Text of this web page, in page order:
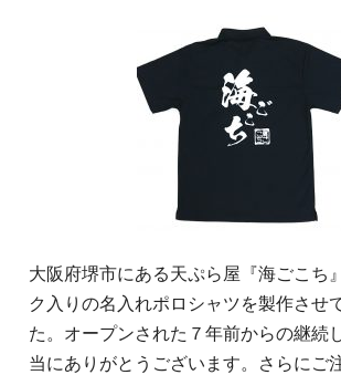
大阪府堺市にある天ぷら屋『海ごこち
ク入りの名入れポロシャツを製作させ
た。オープンされた７年前からの継続
当にありがとうございます。さらにご